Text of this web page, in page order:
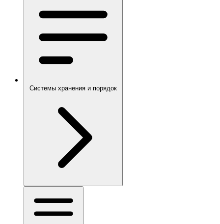
Системы хранения и порядок